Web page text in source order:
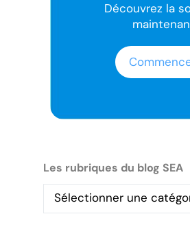
Découvrez la
Les rubriques du blog SEA